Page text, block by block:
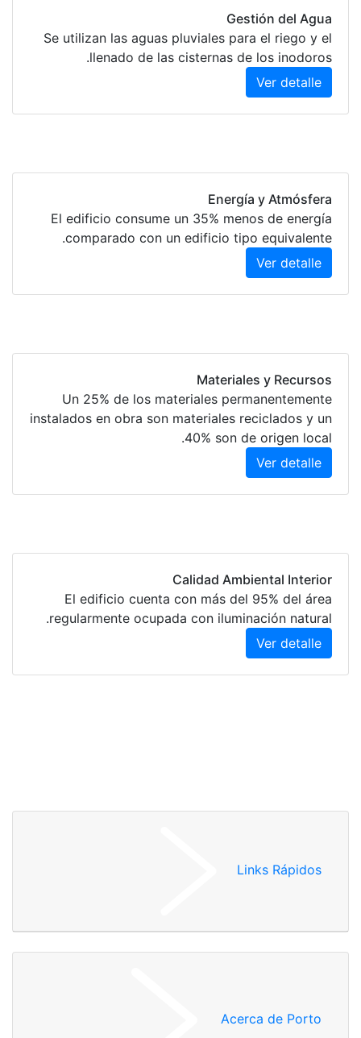
Gestión del Agua
Se utilizan las aguas pluviales para el riego y el
llenado de las cisternas de los inodoros.
Ver detalle
Energía y Atmósfera
El edificio consume un 35% menos de energía
comparado con un edificio tipo equivalente.
Ver detalle
Materiales y Recursos
Un 25% de los materiales permanentemente
instalados en obra son materiales reciclados y un
40% son de origen local.
Ver detalle
Calidad Ambiental Interior
El edificio cuenta con más del 95% del área
regularmente ocupada con iluminación natural.
Ver detalle
Links Rápidos
Acerca de Porto